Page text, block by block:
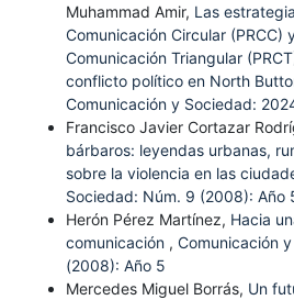
Muhammad Amir, Las
Comunicación Circular (PRCC)
Comunicación Triangular
conflicto político en North
Comunicación y Sociedad:
Francisco Javier Cortazar
bárbaros: leyendas urbanas,
sobre la violencia en las
Sociedad: Núm. 9 (2008): Año
Herón Pérez Martínez, Hacia
comunicación , Comunicación
(2008): Año 5
Mercedes Miguel Borrás, Un